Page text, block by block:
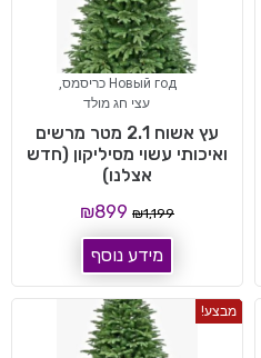
Новый год כריסמס
,
עצי חג מולד
עץ אשוח 2.1 מטר מרשים
ואיכותי עשוי מסיליקון (חדש
אצלנו)
₪1,199
₪899
מידע נוסף
מבצע!